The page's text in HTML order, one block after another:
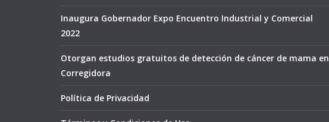
Inaugura Gobernador Expo Encuentro Industrial y Comercial
2022
Otorgan estudios gratuitos de detección de cáncer de mama en
Corregidora
Política de Privacidad